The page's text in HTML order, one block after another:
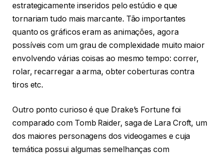
estrategicamente inseridos pelo estúdio e que
tornariam tudo mais marcante. Tão importantes
quanto os gráficos eram as animações, agora
possíveis com um grau de complexidade muito maior
envolvendo várias coisas ao mesmo tempo: correr,
rolar, recarregar a arma, obter coberturas contra
tiros etc.
Outro ponto curioso é que Drake’s Fortune foi
comparado com Tomb Raider, saga de Lara Croft, um
dos maiores personagens dos videogames e cuja
temática possui algumas semelhanças com